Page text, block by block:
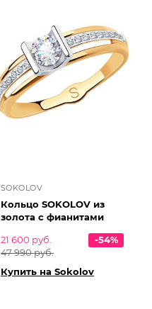
SOKOLOV
Кольцо SOKOLOV из
золота с фианитами
21 600 руб.
47 990 руб.
-54%
Купить на Sokolov